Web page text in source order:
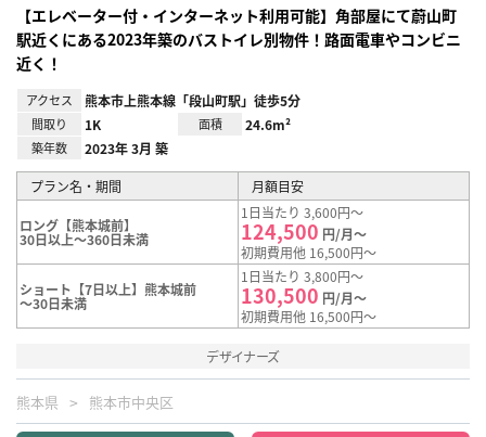
【エレベーター付・インターネット利用可能】角部屋にて蔚山町
駅近くにある2023年築のバストイレ別物件！路面電車やコンビニ
近く！
アクセス 熊本市上熊本線「段山町駅」徒歩5分
間取り 1K 面積 24.6m²
築年数 2023年 3月 築
プラン名・期間 月額目安
ロング【熊本城前】
30日以上～360日未満
1日当たり 3,600円～
124,500 円/月～
初期費用他 16,500円～
ショート【7日以上】熊本城前
～30日未満
1日当たり 3,800円～
130,500 円/月～
初期費用他 16,500円～
デザイナーズ
熊本県 熊本市中央区